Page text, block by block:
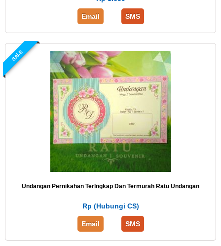
Email SMS
SALE
Undangan Pernikahan Terlngkap Dan Termurah Ratu Undangan
Rp (Hubungi CS)
Email SMS